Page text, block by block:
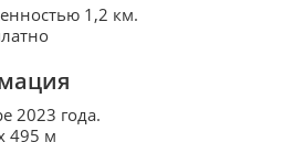
1,2 км.
2023 года.
495 м